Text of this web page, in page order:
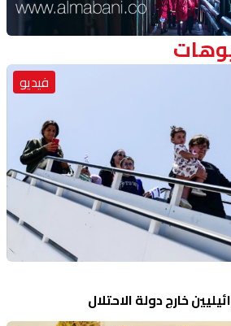
فيديو
خارج دولة الاحتلال